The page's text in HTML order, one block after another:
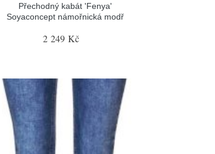
Přechodný kabát 'Fenya'
Soyaconcept námořnická modř
2 249 Kč